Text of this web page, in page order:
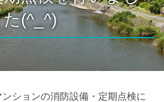
た(^_^)
ションの消防設備・定期点検に